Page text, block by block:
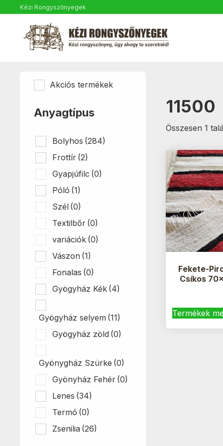
Kézi Rongyszőnyegek
11500
Összesen 1
Fekete-
Csíkos
Termékek
Akciós termékek
Anyagtípus
Bolyhos (284)
Frottír (2)
Gyapjúfilc (0)
Póló (1)
Szél (0)
Textilbőr (0)
variációk (0)
Vászon (1)
Fonalas (0)
Gyögyház Kék (4)
Gyögyház selyem (11)
Gyögyház zöld (0)
Gyönygház Szürke (0)
Gyönyház Fehér (0)
Lenes (34)
Termó (0)
Zsenilia (26)